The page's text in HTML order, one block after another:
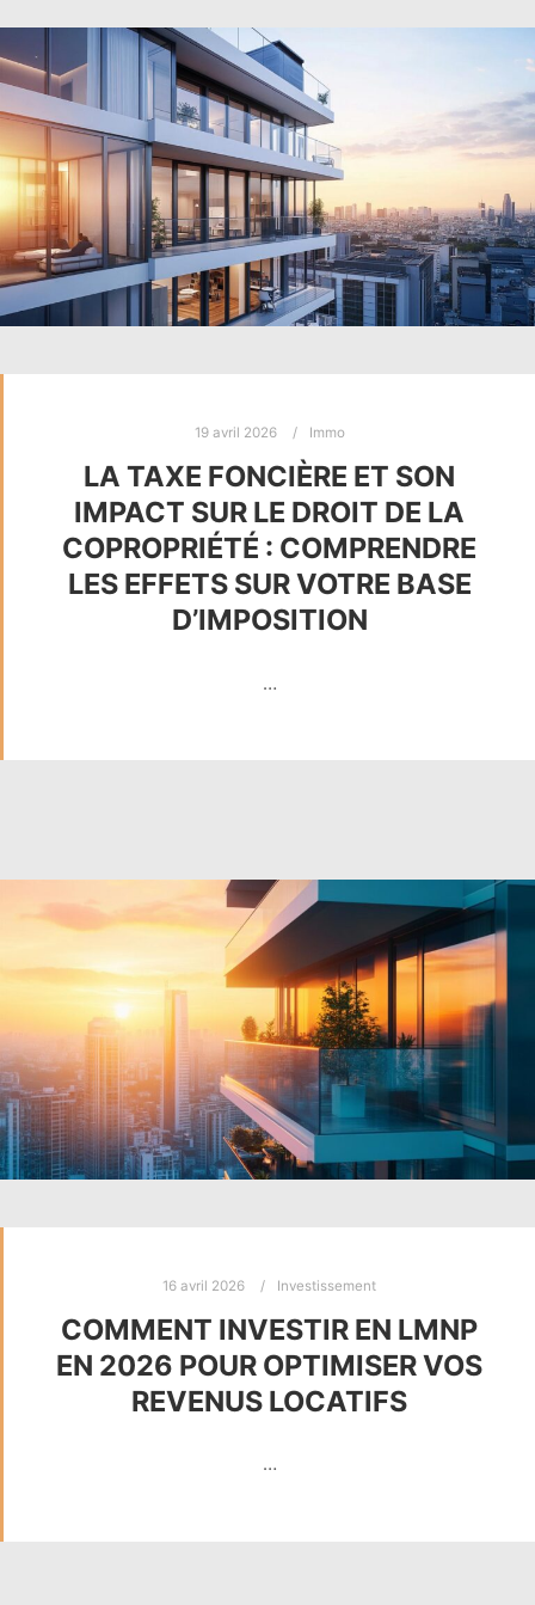
19 avril 2026 Immo
LA TAXE FONCIÈRE ET SON
IMPACT SUR LE DROIT DE LA
COPROPRIÉTÉ : COMPRENDRE
LES EFFETS SUR VOTRE BASE
D’IMPOSITION
…
16 avril 2026 Investissement
COMMENT INVESTIR EN LMNP
EN 2026 POUR OPTIMISER VOS
REVENUS LOCATIFS
…